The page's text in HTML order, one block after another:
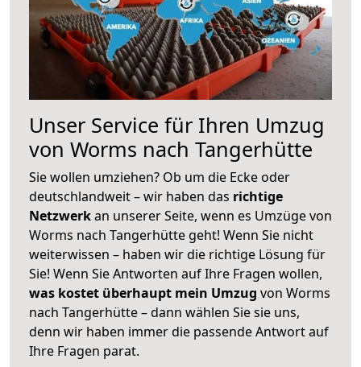
Unser Service für Ihren Umzug
von Worms nach Tangerhütte
Sie wollen umziehen? Ob um die Ecke oder
deutschlandweit – wir haben das richtige
Netzwerkan unserer Seite, wenn es Umzüge von
Worms nach Tangerhütte geht! Wenn Sie nicht
weiterwissen – haben wir die richtige Lösung für
Sie! Wenn Sie Antworten auf Ihre Fragen wollen,
was kostet überhaupt mein Umzug von Worms
nach Tangerhütte – dann wählen Sie sie uns,
denn wir haben immer die passende Antwort auf
Ihre Fragen parat.